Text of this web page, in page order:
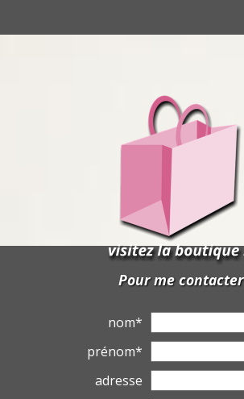
Pour me contacter
nom*
prénom*
adresse